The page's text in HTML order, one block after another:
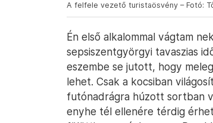
A felfele vezető turistaösvény – Fotó:
Én első alkalommal vágtam
sepsiszentgyörgyi tavaszias
eszembe se jutott, hogy
lehet. Csak a kocsiban
futónadrágra húzott sortban
enyhe tél ellenére térdig